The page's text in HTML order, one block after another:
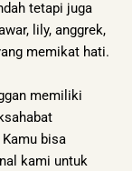
tetapi juga
lily, anggrek,
memikat hati.
memiliki
bisa
kami untuk